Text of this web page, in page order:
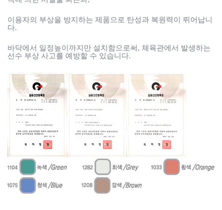
이용자의 부상을 방지하는 제품으로 탄성과 복원력이 뛰어납니
다.
바닥에서 일정높이까지만 설치함으로써, 체육관에서 발생하는
선수 부상 사고를 예방할 수 있습니다.